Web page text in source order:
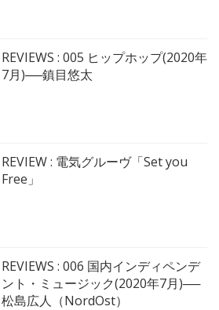
REVIEWS : 005 ヒップホップ(2020年
7月)──鎮目悠太
REVIEW : 電気グルーヴ「Set you
Free」
REVIEWS : 006 国内インディペンデ
ント・ミュージック(2020年7月)──
松島広人（NordOst）